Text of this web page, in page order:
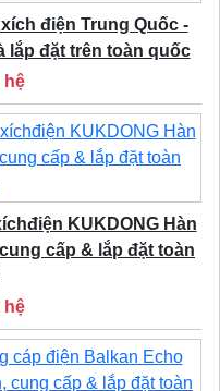
điện Trung Quốc -
lắp đặt trên toàn quốc
hệ
KUKDONG Hàn
cấp & lắp đặt toàn
hệ